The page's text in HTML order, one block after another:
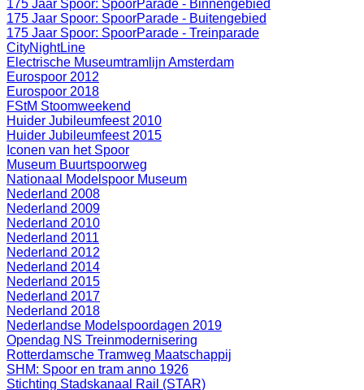
175 Jaar Spoor: SpoorParade - Binnengebied
175 Jaar Spoor: SpoorParade - Buitengebied
175 Jaar Spoor: SpoorParade - Treinparade
CityNightLine
Electrische Museumtramlijn Amsterdam
Eurospoor 2012
Eurospoor 2018
FStM Stoomweekend
Huider Jubileumfeest 2010
Huider Jubileumfeest 2015
Iconen van het Spoor
Museum Buurtspoorweg
Nationaal Modelspoor Museum
Nederland 2008
Nederland 2009
Nederland 2010
Nederland 2011
Nederland 2012
Nederland 2014
Nederland 2015
Nederland 2017
Nederland 2018
Nederlandse Modelspoordagen 2019
Opendag NS Treinmodernisering
Rotterdamsche Tramweg Maatschappij
SHM: Spoor en tram anno 1926
Stichting Stadskanaal Rail (STAR)